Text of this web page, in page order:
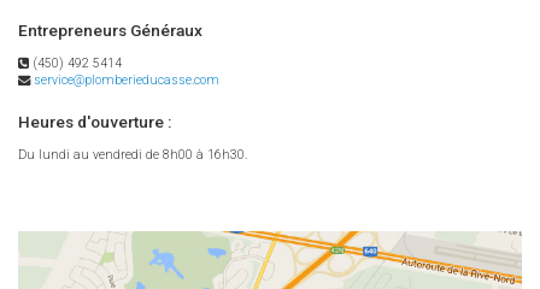
Entrepreneurs Généraux
(450) 492 5414
service@plomberieducasse.com
Heures d'ouverture :
Du lundi au vendredi de 8h00 à 16h30.